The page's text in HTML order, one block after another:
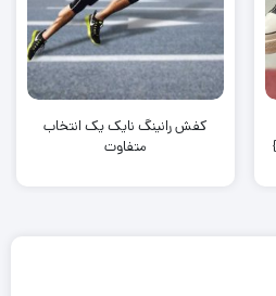
کفش رانینگ نایک یک انتخاب
متفاوت